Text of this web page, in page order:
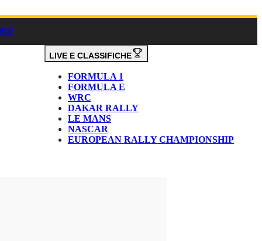
LIVE E CLASSIFICHE
FORMULA 1
FORMULA E
WRC
DAKAR RALLY
LE MANS
NASCAR
EUROPEAN RALLY CHAMPIONSHIP